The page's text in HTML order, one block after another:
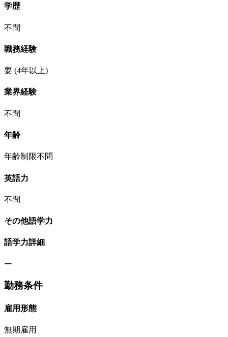
学歴
不問
職務経験
要 (4年以上)
業界経験
不問
年齢
年齢制限不問
英語力
不問
その他語学力
語学力詳細
ー
勤務条件
雇用形態
無期雇用